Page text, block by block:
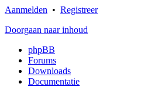
Aanmelden • Registreer
Doorgaan naar inhoud
phpBB
Forums
Downloads
Documentatie